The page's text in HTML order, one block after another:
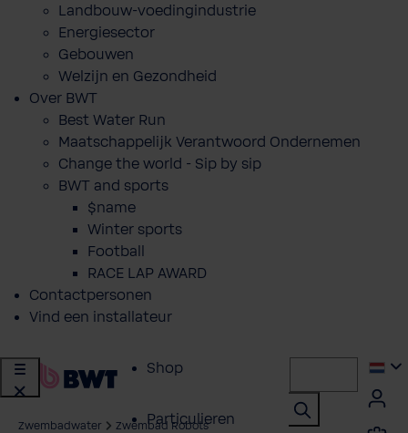
Landbouw-voedingindustrie
Energiesector
Gebouwen
Welzijn en Gezondheid
Over BWT
Best Water Run
Maatschappelijk Verantwoord Ondernemen
Change the world - Sip by sip
BWT and sports
$name
Winter sports
Football
RACE LAP AWARD
Contactpersonen
Vind een installateur
Shop
Particulieren
Zwembadwater Zwembad Robots